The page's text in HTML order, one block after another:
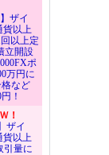
ザイ
貨以上
以上定
立開設
ポ
万円に
など
！
！
ザイ
貨以上
引量に